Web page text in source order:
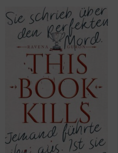
Guron, Ravena